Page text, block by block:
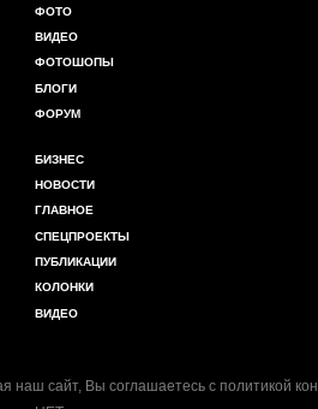
ФОТО
ВИДЕО
ФОТОШОПЫ
БЛОГИ
ФОРУМ
БИЗНЕС
НОВОСТИ
ГЛАВНОЕ
СПЕЦПРОЕКТЫ
ПУБЛИКАЦИИ
КОЛОНКИ
ВИДЕО
наш сайт, Вы соглашаетесь с политикой